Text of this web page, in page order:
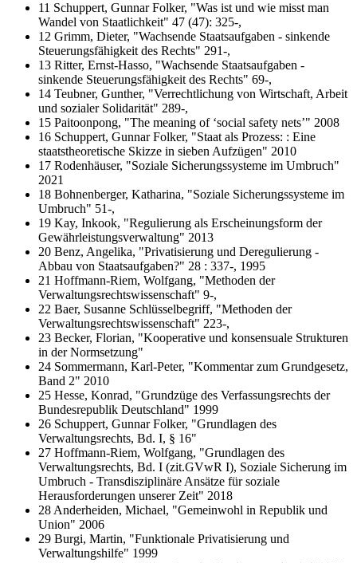
11 Schuppert, Gunnar Folker, "Was ist und wie misst man
Wandel von Staatlichkeit" 47 (47): 325-,
12 Grimm, Dieter, "Wachsende Staatsaufgaben - sinkende
Steuerungsfähigkeit des Rechts" 291-,
13 Ritter, Ernst-Hasso, "Wachsende Staatsaufgaben -
sinkende Steuerungsfähigkeit des Rechts" 69-,
14 Teubner, Gunther, "Verrechtlichung von Wirtschaft, Arbeit
und sozialer Solidarität" 289-,
15 Paitoonpong, "The meaning of ‘social safety nets’" 2008
16 Schuppert, Gunnar Folker, "Staat als Prozess: : Eine
staatstheoretische Skizze in sieben Aufzügen" 2010
17 Rodenhäuser, "Soziale Sicherungssysteme im Umbruch"
2021
18 Bohnenberger, Katharina, "Soziale Sicherungssysteme im
Umbruch" 51-,
19 Kay, Inkook, "Regulierung als Erscheinungsform der
Gewährleistungsverwaltung" 2013
20 Benz, Angelika, "Privatisierung und Deregulierung -
Abbau von Staatsaufgaben?" 28 : 337-, 1995
21 Hoffmann-Riem, Wolfgang, "Methoden der
Verwaltungsrechtswissenschaft" 9-,
22 Baer, Susanne Schlüsselbegriff, "Methoden der
Verwaltungsrechtswissenschaft" 223-,
23 Becker, Florian, "Kooperative und konsensuale Strukturen
in der Normsetzung"
24 Sommermann, Karl-Peter, "Kommentar zum Grundgesetz,
Band 2" 2010
25 Hesse, Konrad, "Grundzüge des Verfassungsrechts der
Bundesrepublik Deutschland" 1999
26 Schuppert, Gunnar Folker, "Grundlagen des
Verwaltungsrechts, Bd. I, § 16"
27 Hoffmann-Riem, Wolfgang, "Grundlagen des
Verwaltungsrechts, Bd. I (zit.GVwR I), Soziale Sicherung im
Umbruch - Transdisziplinäre Ansätze für soziale
Herausforderungen unserer Zeit" 2018
28 Anderheiden, Michael, "Gemeinwohl in Republik und
Union" 2006
29 Burgi, Martin, "Funktionale Privatisierung und
Verwaltungshilfe" 1999